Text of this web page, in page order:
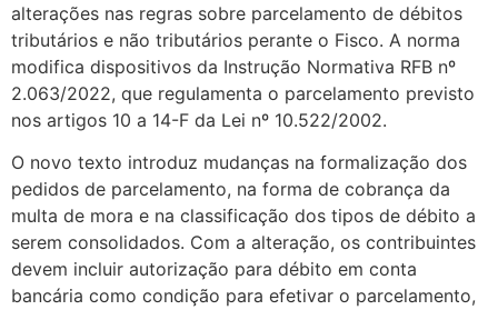
alterações nas regras sobre parcelamento de débitos
tributários e não tributários perante o Fisco. A norma
modifica dispositivos da Instrução Normativa RFB nº
2.063/2022, que regulamenta o parcelamento previsto
nos artigos 10 a 14-F da Lei nº 10.522/2002.
O novo texto introduz mudanças na formalização dos
pedidos de parcelamento, na forma de cobrança da
multa de mora e na classificação dos tipos de débito a
serem consolidados. Com a alteração, os contribuintes
devem incluir autorização para débito em conta
bancária como condição para efetivar o parcelamento,